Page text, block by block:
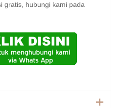
gratis, hubungi kami pada